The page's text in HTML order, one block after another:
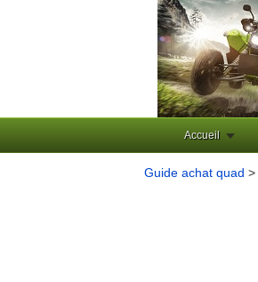
Accueil
Guide achat quad >